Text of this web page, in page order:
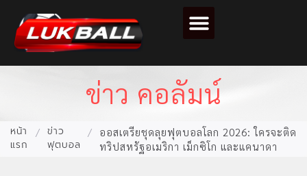
ข่าว คอลัมน์
หน้า
แรก
/ ข่าว
ฟุตบอล
/
ออสเตรียชุดลุยฟุตบอลโลก 2026: ใครจะติด
ทริปสหรัฐอเมริกา เม็กซิโก และแคนาดา